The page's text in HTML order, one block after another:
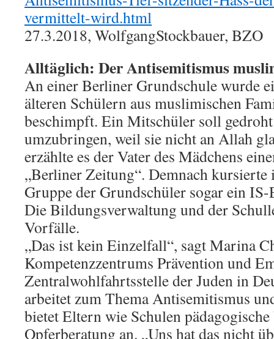
vermittelt-wird.html
27.3.2018, WolfgangStockbauer, BZO
Alltäglich: Der Antisemitismus
An einer Berliner Grundschule wurde
älteren Schülern aus muslimischen
beschimpft. Ein Mitschüler soll gedroht
umzubringen, weil sie nicht an Allah
erzählte es der Vater des Mädchens
„Berliner Zeitung“. Demnach
Gruppe der Grundschüler sogar ein
Die Bildungsverwaltung und der
Vorfälle.
„Das ist kein Einzelfall“, sagt Marina
Kompetenzzentrums Prävention und
Zentralwohlfahrtsstelle der Juden in
arbeitet zum Thema Antisemitismus
bietet Eltern wie Schulen
Opferberatung an. „Uns hat das nicht